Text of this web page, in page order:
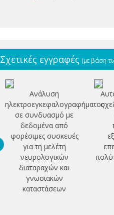
Σχετικές εγγραφές (με βάση
Ανάλυση
ηλεκτροεγκεφαλογραφήματος
σε συνδυασμό με
δεδομένα από
φορέσιμες συσκευές
για τη μελέτη
νευρολογικών
διαταραχών και
γνωσιακών
καταστάσεων